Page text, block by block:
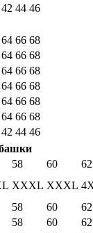
42 44 46
64 66 68
64 66 68
64 66 68
64 66 68
64 66 68
64 66 68
42 44 46
58 60
62
XXXL XXXL
58 60
62
58 60
62